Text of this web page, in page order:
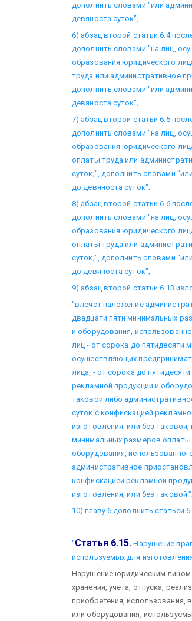
дополнить словами "или
девяноста суток";
6) абзац второй статьи 6.4
дополнить словами "на лиц,
образования юридического
труда или административное
дополнить словами "или
девяноста суток";
7) абзац второй статьи 6.5
дополнить словами "на лиц,
образования юридического
оплаты труда или
суток;", дополнить словами
до девяноста суток";
8) абзац второй статьи 6.6
дополнить словами "на лиц,
образования юридического
оплаты труда или
суток;", дополнить словами
до девяноста суток";
9) абзац второй статьи 6.13
"влечет наложение
двадцати пяти минимальных
и оборудования,
лиц - от сорока до пятидесяти
осуществляющих
лица, - от сорока до
рекламной продукции и
таковой либо
суток с конфискацией
изготовления, или без
минимальных размеров оплаты
оборудования,
административное
конфискацией рекламной
изготовления, или без таковой.";
10) главу 6 дополнить статьей
"Статья 6.15. Нарушение
используемых для
Нарушение юридическим лицом
хранения, учета, отпуска,
приобретения, использования,
или оборудования,